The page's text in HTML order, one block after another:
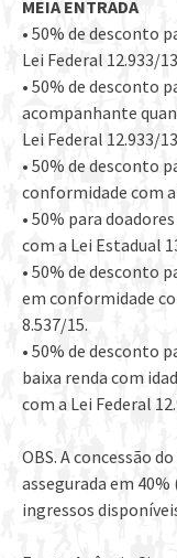
MEIA ENTRADA
• 50% de desconto
Lei Federal 12.933/
• 50% de desconto
acompanhante
Lei Federal 12.933/
• 50% de desconto
conformidade com
• 50% para
com a Lei Estadual
• 50% de desconto
em conformidade
8.537/15.
• 50% de desconto
baixa renda com
com a Lei Federal
OBS. A concessão
assegurada em
ingressos